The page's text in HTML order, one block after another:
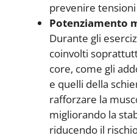
prevenire
Potenziamento
Durante gli
coinvolti
core, come gli
e quelli della
rafforzare la
migliorando la
riducendo il